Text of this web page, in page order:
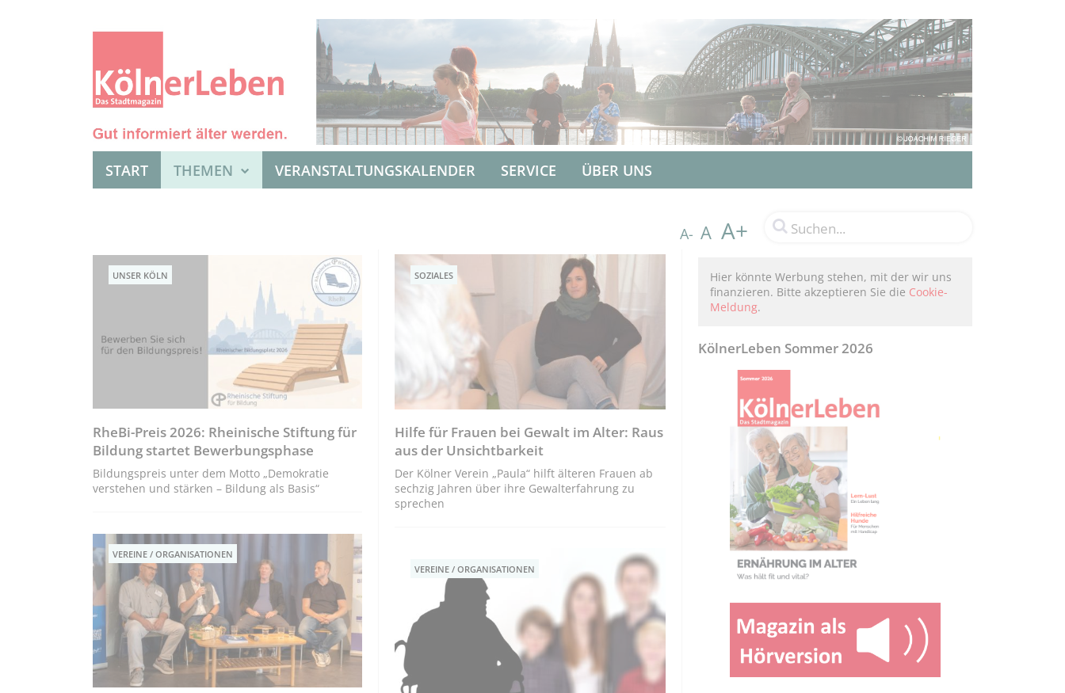
START THEMEN VERANSTALTUNGSKALENDER SERVICE ÜBER UNS
A- A A+
UNSER KÖLN
RheBi-Preis 2026: Rheinische Stiftung für
Bildung startet Bewerbungsphase
Bildungspreis unter dem Motto „Demokratie
verstehen und stärken – Bildung als Basis“
VEREINE / ORGANISATIONEN
SOZIALES
Hilfe für Frauen bei Gewalt im Alter: Raus
aus der Unsichtbarkeit
Der Kölner Verein „Paula“ hilft älteren Frauen ab
sechzig Jahren über ihre Gewalterfahrung zu
sprechen
VEREINE / ORGANISATIONEN
Hier könnte Werbung stehen, mit der wir uns
finanzieren. Bitte akzeptieren Sie die Cookie-
Meldung.
KölnerLeben Sommer 2026